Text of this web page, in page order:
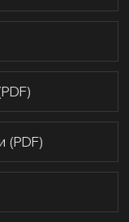
(PDF)